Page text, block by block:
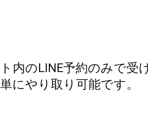
内のLINE予約のみで受
にやり取り可能です。